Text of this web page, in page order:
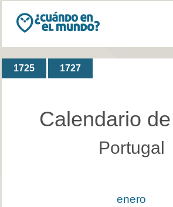
1725 1727
Calendario
Portugal
enero